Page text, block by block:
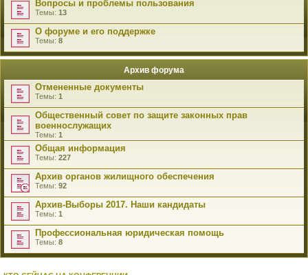
Вопросы и проблемы пользования
Темы: 13
О форуме и его поддержке
Темы: 8
Архив форума
Отмененные документы
Темы: 1
Общественный совет по защите законных прав
военнослужащих
Темы: 1
Общая информация
Темы: 227
Архив органов жилищного обеспечения
Темы: 92
Архив-Выборы 2017. Наши кандидаты
Темы: 1
Профессиональная юридическая помощь
Темы: 8